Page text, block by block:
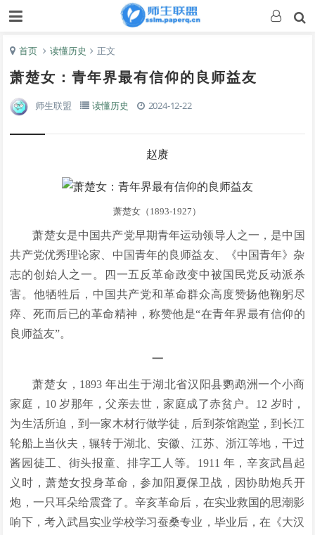
首页 读懂历史 正文
萧楚女：青年界最有信仰的良师益友
师生联盟 读懂历史 2024-12-22
赵赓
萧楚女（1893-1927）
萧楚女是中国共产党早期青年运动领导人之一，是中国
共产党优秀理论家、中国青年的良师益友、《中国青年》杂
志的创始人之一。四一五反革命政变中被国民党反动派杀
害。他牺牲后，中国共产党和革命群众高度赞扬他鞠躬尽
瘁、死而后已的革命精神，称赞他是“在青年界最有信仰的
良师益友”。
一
萧楚女，1893 年出生于湖北省汉阳县鹦鹉洲一个小商
家庭，10 岁那年，父亲去世，家庭成了赤贫户。12 岁时，
为生活所迫，到一家木材行做学徒，后到茶馆跑堂，到长江
轮船上当伙夫，辗转于湖北、安徽、江苏、浙江等地，干过
酱园徒工、街头报童、排字工人等。1911 年，辛亥武昌起
义时，萧楚女投身革命，参加阳夏保卫战，因协助炮兵开
炮，一只耳朵给震聋了。辛亥革命后，在实业救国的思潮影
响下，考入武昌实业学校学习蚕桑专业，毕业后，在《大汉